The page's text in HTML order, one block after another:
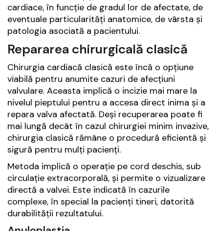
cardiace, în funcție de gradul lor de afectate, de
eventuale particularități anatomice, de vârsta și
patologia asociată a pacientului.
Repararea chirurgicală clasică
Chirurgia cardiacă clasică este încă o opțiune
viabilă pentru anumite cazuri de afecțiuni
valvulare. Aceasta implică o incizie mai mare la
nivelul pieptului pentru a accesa direct inima și a
repara valva afectată. Deși recuperarea poate fi
mai lungă decât în cazul chirurgiei minim invazive,
chirurgia clasică rămâne o procedură eficientă și
sigură pentru mulți pacienți.
Metoda implică o operație pe cord deschis, sub
circulație extracorporală, și permite o vizualizare
directă a valvei. Este indicată în cazurile
complexe, în special la pacienți tineri, datorită
durabilității rezultatului.